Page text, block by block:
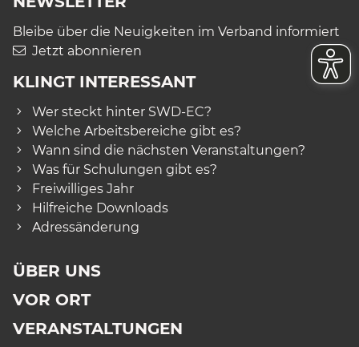
Bleibe über die Neuigkeiten im Verband informiert
Jetzt abonnieren
KLINGT INTERESSANT
Wer steckt hinter SWD-EC?
Welche Arbeitsbereiche gibt es?
Wann sind die nächsten Veranstaltungen?
Was für Schulungen gibt es?
Freiwilliges Jahr
Hilfreiche Downloads
Adressänderung
ÜBER UNS
VOR ORT
VERANSTALTUNGEN